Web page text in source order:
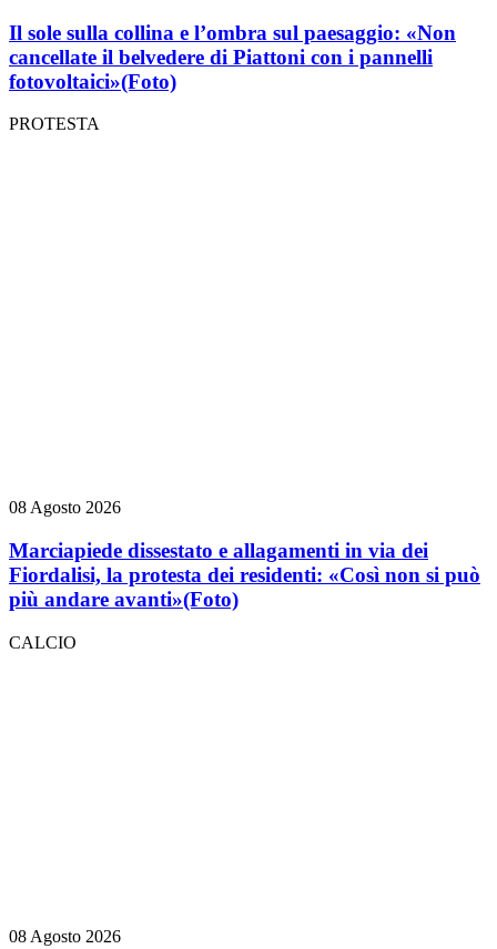
Il sole sulla collina e l’ombra sul paesaggio: «Non
cancellate il belvedere di Piattoni con i pannelli
fotovoltaici»(Foto)
PROTESTA
08 Agosto 2026
Marciapiede dissestato e allagamenti in via dei
Fiordalisi, la protesta dei residenti: «Così non si può
più andare avanti»(Foto)
CALCIO
08 Agosto 2026